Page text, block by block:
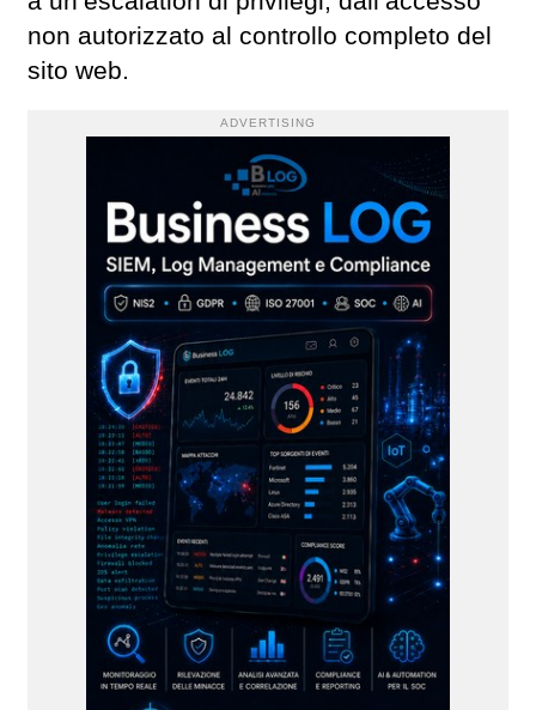
non autorizzato al controllo completo del
sito web.
ADVERTISING